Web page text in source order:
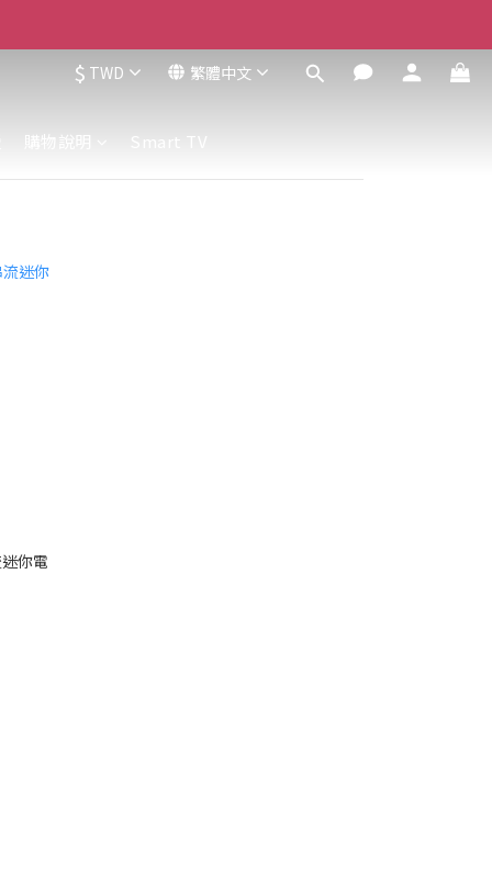
$ TWD 繁體中文
購物說明 Smart TV
你電